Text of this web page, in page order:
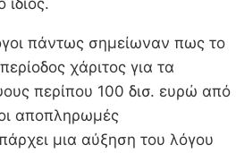
πάντως σημείωναν πως το
χάριτος για τα
περίπου 100 δισ. ευρώ από
αποπληρωμές
μια αύξηση του λόγου